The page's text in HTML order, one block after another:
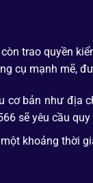
trao quyền
cụ mạnh mẽ,
cơ bản như
sẽ yêu cầu
khoảng thời